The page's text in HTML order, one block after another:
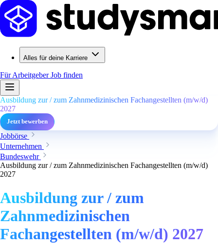
Alles für deine Karriere
Für ArbeitgeberJob finden
Ausbildung zur / zum Zahnmedizinischen Fachangestellten (m/w/d)
2027
Jetzt bewerben
Jobbörse
Unternehmen
Bundeswehr
Ausbildung zur / zum Zahnmedizinischen Fachangestellten (m/w/d)
2027
Ausbildung zur / zum
Zahnmedizinischen
Fachangestellten (m/w/d) 2027